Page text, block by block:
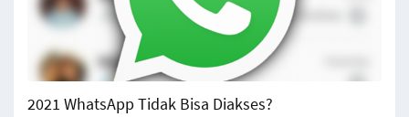
2021 WhatsApp Tidak Bisa Diakses?